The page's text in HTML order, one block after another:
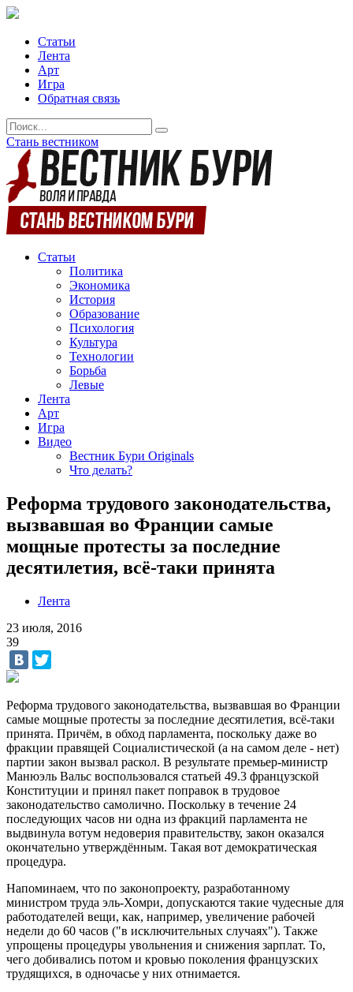
Статьи
Лента
Арт
Игра
Обратная связь
Стань вестником
Статьи
Политика
Экономика
История
Образование
Психология
Культура
Технологии
Борьба
Левые
Лента
Арт
Игра
Видео
Вестник Бури Originals
Что делать?
Реформа трудового законодательства,
вызвавшая во Франции самые
мощные протесты за последние
десятилетия, всё-таки принята
Лента
23 июля, 2016
39
Реформа трудового законодательства, вызвавшая во Франции
самые мощные протесты за последние десятилетия, всё-таки
принята. Причём, в обход парламента, поскольку даже во
фракции правящей Социалистической (а на самом деле - нет)
партии закон вызвал раскол. В результате премьер-министр
Манюэль Вальс воспользовался статьей 49.3 французской
Конституции и принял пакет поправок в трудовое
законодательство самолично. Поскольку в течение 24
последующих часов ни одна из фракций парламента не
выдвинула вотум недоверия правительству, закон оказался
окончательно утверждённым. Такая вот демократическая
процедура.
Напоминаем, что по законопроекту, разработанному
министром труда эль-Хомри, допускаются такие чудесные для
работодателей вещи, как, например, увеличение рабочей
недели до 60 часов ("в исключительных случаях"). Также
упрощены процедуры увольнения и снижения зарплат. То,
чего добивались потом и кровью поколения французских
трудящихся, в одночасье у них отнимается.